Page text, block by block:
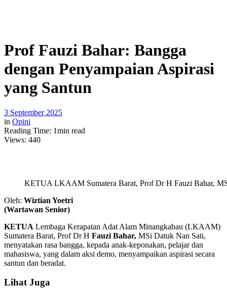
Prof Fauzi Bahar: Bangga
dengan Penyampaian Aspirasi
yang Santun
3 September 2025
in Opini
Reading Time: 1min read
Views: 440
KETUA LKAAM Sumatera Barat, Prof Dr H Fauzi Bahar,
Oleh: Wiztian Yoetri
(Wartawan Senior)
KETUA Lembaga Kerapatan Adat Alam Minangkabau (LKAAM)
Sumatera Barat, Prof Dr H Fauzi Bahar, MSi Datuk Nan Sati,
menyatakan rasa bangga, kepada anak-keponakan, pelajar dan
mahasiswa, yang dalam aksi demo, menyampaikan aspirasi secara
santun dan beradat.
Lihat Juga